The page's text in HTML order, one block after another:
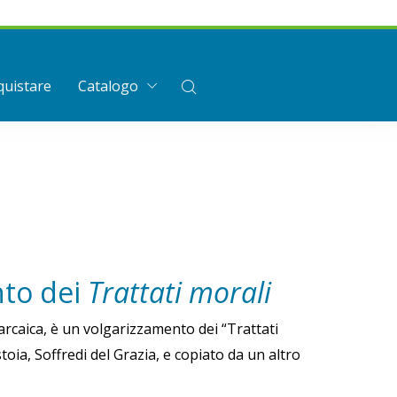
Catalogo
dei Trattati morali
è un volgarizzamento dei “Trattati
Soffredi del Grazia, e copiato da un altro